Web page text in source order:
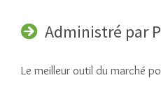
Administré par
Le meilleur outil du marché